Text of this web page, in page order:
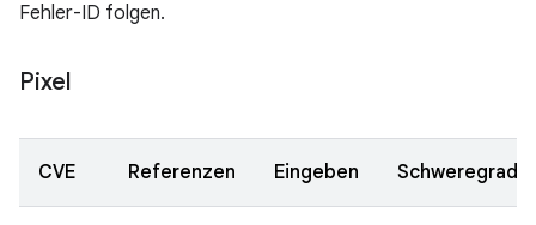
Fehler-ID folgen.
Pixel
CVE Referenzen Eingeben Schweregrad